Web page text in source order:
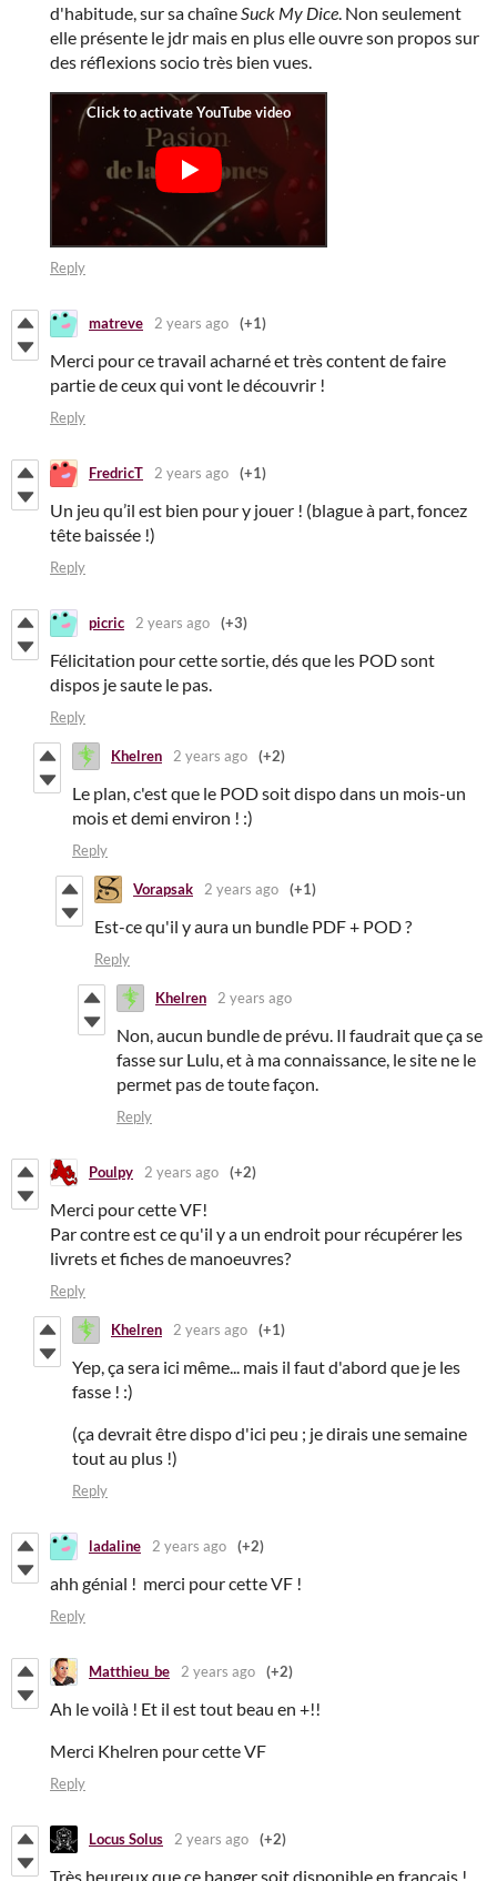
d'habitude, sur sa chaîne Suck My Dice . Non seulement
elle présente le jdr mais en plus elle ouvre son propos sur
des réflexions socio très bien vues.
Reply
matreve 2 years ago (+1)
Merci pour ce travail acharné et très content de faire
partie de ceux qui vont le découvrir !
Reply
FredricT 2 years ago (+1)
Un jeu qu’il est bien pour y jouer ! (blague à part, foncez
tête baissée !)
Reply
picric 2 years ago (+3)
Félicitation pour cette sortie, dés que les POD sont
dispos je saute le pas.
Reply
Khelren 2 years ago (+2)
Le plan, c'est que le POD soit dispo dans un mois-un
mois et demi environ ! :)
Reply
Vorapsak 2 years ago (+1)
Est-ce qu'il y aura un bundle PDF + POD ?
Reply
Khelren 2 years ago
Non, aucun bundle de prévu. Il faudrait que ça se
fasse sur Lulu, et à ma connaissance, le site ne le
permet pas de toute façon.
Reply
Poulpy 2 years ago (+2)
Merci pour cette VF!
Par contre est ce qu'il y a un endroit pour récupérer les
livrets et fiches de manoeuvres?
Reply
Khelren 2 years ago (+1)
Yep, ça sera ici même... mais il faut d'abord que je les
fasse ! :)
(ça devrait être dispo d'ici peu ; je dirais une semaine
tout au plus !)
Reply
ladaline 2 years ago (+2)
ahh génial ! merci pour cette VF !
Reply
Matthieu_be 2 years ago (+2)
Ah le voilà ! Et il est tout beau en +!!
Merci Khelren pour cette VF
Reply
Locus Solus 2 years ago (+2)
Très heureux que ce banger soit disponible en français !